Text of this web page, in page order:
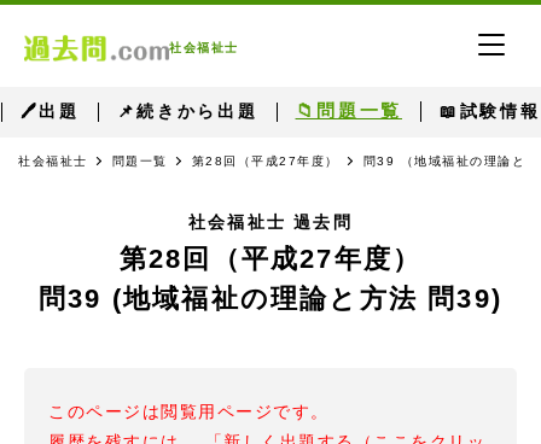
社会福祉士
🖊出題 📌続きから出題 📁問題一覧 📖試験情報
社会福祉士 問題一覧 第28回（平成27年度） 問39 （地域福祉の理論と
社会福祉士 過去問
第28回（平成27年度）
問39 (地域福祉の理論と方法 問39)
このページは閲覧用ページです。